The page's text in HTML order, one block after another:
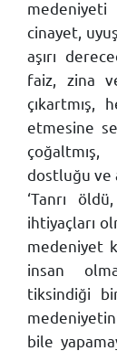
cinayet,
aşırı
faiz, zina
çıkartmış,
etmesine
çoğaltmış,
dostluğu ve
‘Tanrı
ihtiyaçları
medeniyet
insan
tiksindiği
bile